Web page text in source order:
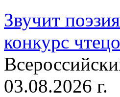
Звучит
конкурс
03.08.2026 г.